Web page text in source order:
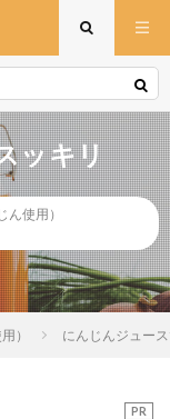
ッキリ
ん使用）
） にんじんジュー
PR